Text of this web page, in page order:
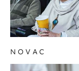
NOVAC